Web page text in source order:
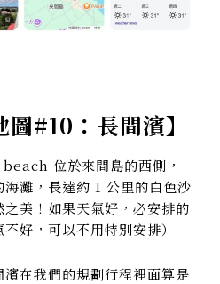
圖#10：長間濱】
位於來間島的西側，
灘，長達約 1 公里的白色沙
美！如果天氣好，必安排的
好，可以不用特別安排）
在我們的規劃行程裡面算是